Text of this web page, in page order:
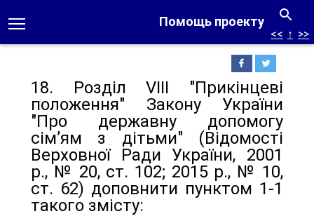
Помощь проекту
<< ↑ >>
18. Розділ VIII "Прикінцеві
положення" Закону України
"Про державну допомогу
сім’ям з дітьми" (Відомості
Верховної Ради України, 2001
р., № 20, ст. 102; 2015 р., № 10,
ст. 62) доповнити пунктом 1-1
такого змісту: